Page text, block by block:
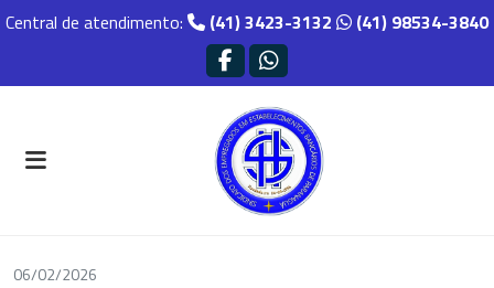
Central de atendimento: (41) 3423-3132 (41) 98534-3840
06/02/2026